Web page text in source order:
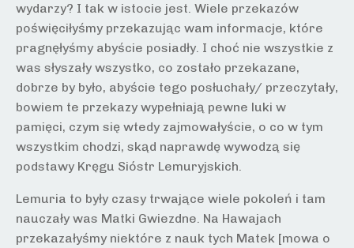
wydarzy? I tak w istocie jest. Wiele przekazów
poświęciłyśmy przekazując wam informacje, które
pragnęłyśmy abyście posiadły. I choć nie wszystkie z
was słyszały wszystko, co zostało przekazane,
dobrze by było, abyście tego posłuchały/ przeczytały,
bowiem te przekazy wypełniają pewne luki w
pamięci, czym się wtedy zajmowałyście, o co w tym
wszystkim chodzi, skąd naprawdę wywodzą się
podstawy Kręgu Sióstr Lemuryjskich.
Lemuria to były czasy trwające wiele pokoleń i tam
nauczały was Matki Gwiezdne. Na Hawajach
przekazałyśmy niektóre z nauk tych Matek [mowa o